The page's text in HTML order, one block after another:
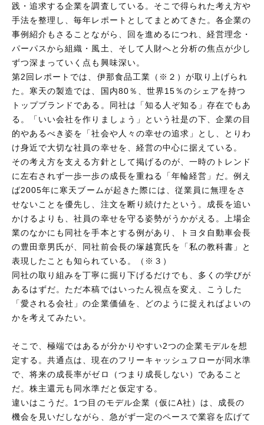
践・追求する企業を調査している。そこで得られた考え方や
手法を整理し、毎年レポートとしてまとめてきた。各企業の
事例紹介もさることながら、回を進めるにつれ、経営理念・
パーパスから組織・風土、そして人財へと分析の焦点が少し
ずつ深まっていく点も興味深い。
第2回レポートでは、伊那食品工業（※２）が取り上げられ
た。寒天の製造では、国内80％、世界15％のシェアを持つ
トップブランドである。同社は「知る人ぞ知る」存在でもあ
る。「いい会社を作りましょう」という社是の下、企業の目
的やあるべき姿を「社会や人々の幸せの追求」とし、とりわ
け身近で大切な社員の幸せを、経営の中心に据えている。
その考え方を支える方針として掲げるのが、一時のトレンド
に左右されず一歩一歩の成長を重ねる「年輪経営」だ。例え
ば2005年に寒天ブームが起きた際には、従業員に無理をさ
せないことを優先し、注文を断り続けたという。成長を追い
かけるよりも、社員の幸せを守る姿勢がうかがえる。上場企
業のなかにも同社を手本とする例があり、トヨタ自動車会長
の豊田章男氏が、同社前会長の塚越寛氏を「私の教科書」と
表現したことも知られている。（※３）
同社の取り組みを丁寧に掘り下げるだけでも、多くの学びが
あるはずだ。ただ本稿ではいったん視点を変え、こうした
「愛される会社」の企業価値を、どのように捉えればよいの
かを考えてみたい。
そこで、極端ではあるが分かりやすい2つの企業モデルを想
定する。共通点は、現在のフリーキャッシュフローが同水準
で、将来の成長率がゼロ（つまり成長しない）であること
だ。株主還元も同水準だと仮定する。
違いはこうだ。1つ目のモデル企業（仮にA社）は、成長の
機会を見いだしながら、急がず一定のペースで業容を広げて